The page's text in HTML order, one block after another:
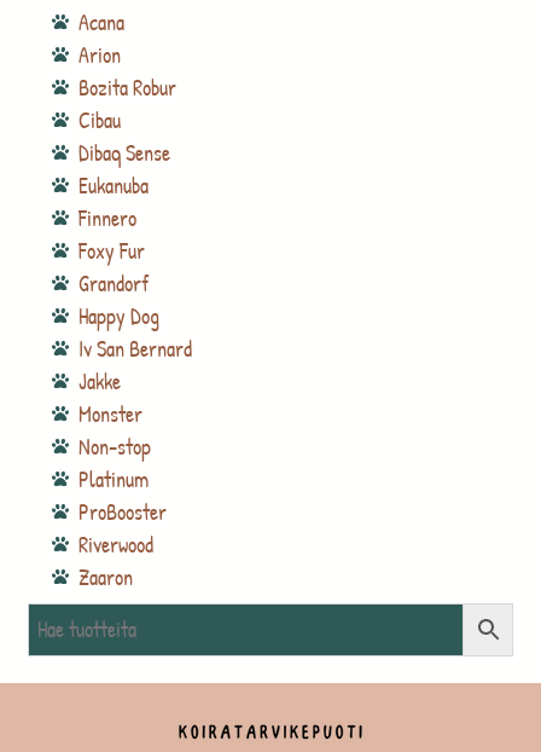
Acana
Arion
Bozita Robur
Cibau
Dibaq Sense
Eukanuba
Finnero
Foxy Fur
Grandorf
Happy Dog
Iv San Bernard
Jakke
Monster
Non-stop
Platinum
ProBooster
Riverwood
Zaaron